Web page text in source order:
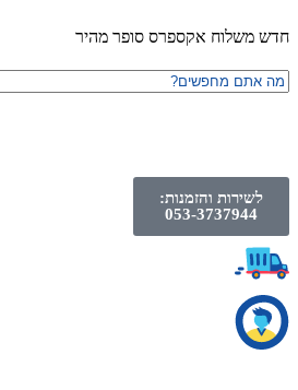
חדש משלוח אקספרס סופר מהיר
לשירות והזמנות:
053-3737944